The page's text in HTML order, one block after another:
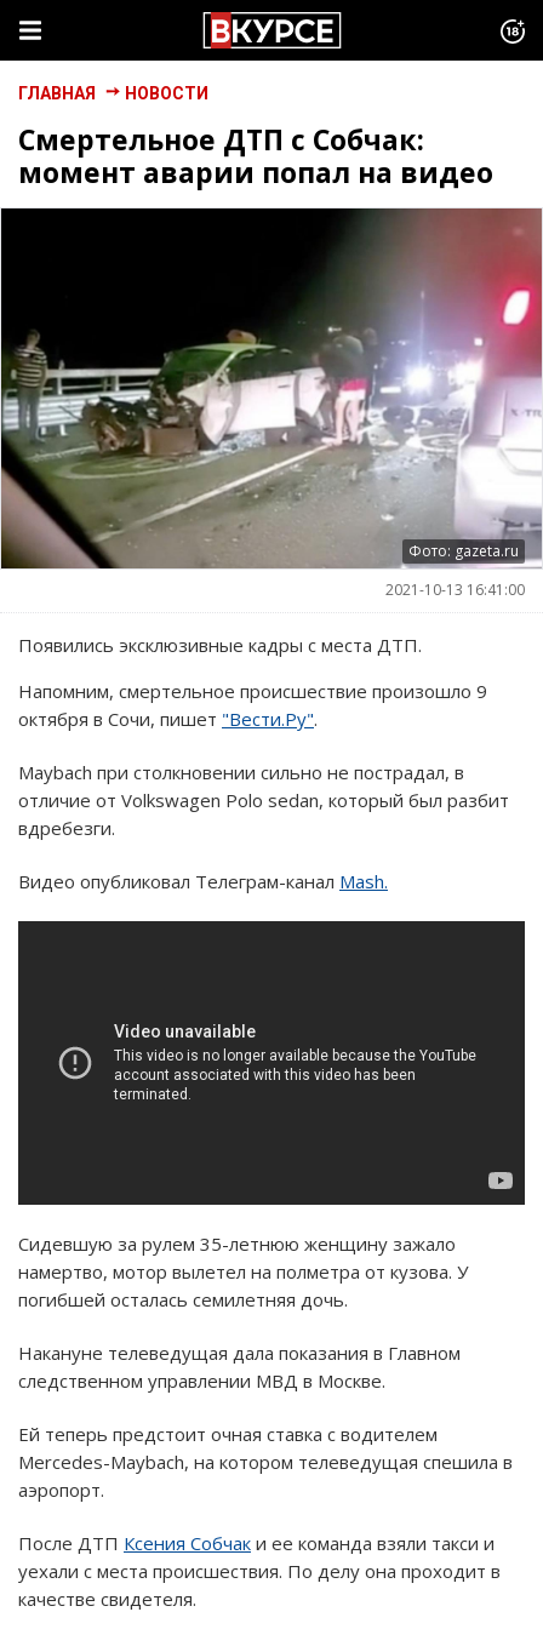
ГЛАВНАЯ НОВОСТИ
Смертельное ДТП с Собчак:
момент аварии попал на видео
Фото: gazeta.ru
2021-10-13 16:41:00
Появились эксклюзивные кадры с места ДТП.
Напомним, смертельное происшествие произошло 9
октября в Сочи, пишет "Вести.Ру".
Maybach при столкновении сильно не пострадал, в
отличие от Volkswagen Polo sedan, который был разбит
вдребезги.
Видео опубликовал Телеграм-канал Mash.
Сидевшую за рулем 35-летнюю женщину зажало
намертво, мотор вылетел на полметра от кузова. У
погибшей осталась семилетняя дочь.
Накануне телеведущая дала показания в Главном
следственном управлении МВД в Москве.
Ей теперь предстоит очная ставка с водителем
Mercedes-Maybach, на котором телеведущая спешила в
аэропорт.
После ДТП Ксения Собчак и ее команда взяли такси и
уехали с места происшествия. По делу она проходит в
качестве свидетеля.